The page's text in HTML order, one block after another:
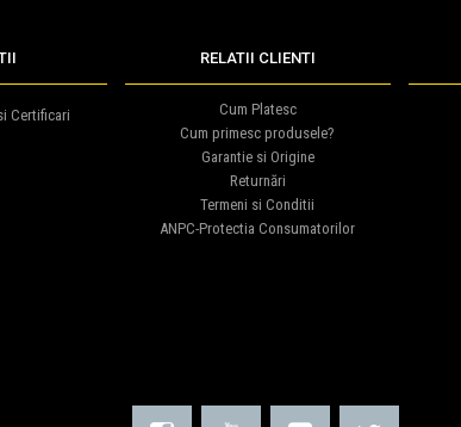
Certificari
RELATII CLIENTI
Cum Platesc
Cum primesc produsele?
Garantie si Origine
Returnări
Termeni si Conditii
ANPC-Protectia Consumatorilor